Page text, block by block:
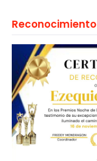
Reconocimiento